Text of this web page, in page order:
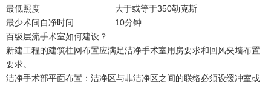
最低照度
大于或等于350勒克斯
最少术间自净时间
10分钟
百级层流手术室如何建设？
新建工程的建筑柱网布置应满足洁净手术室用房要求和回风夹墙布置
要求。
洁净手术部平面布置：洁净区与非洁净区之间的联络必须设缓冲室或